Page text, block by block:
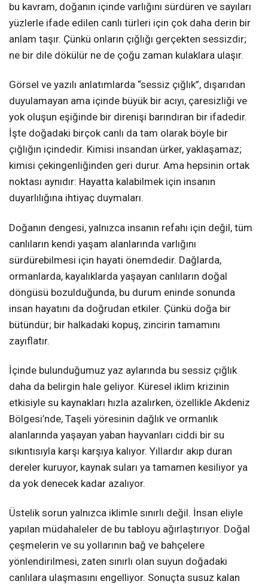
bu kavram, doğanın içinde varlığını sürdüren ve sayıları
yüzlerle ifade edilen canlı türleri için çok daha derin bir
anlam taşır. Çünkü onların çığlığı gerçekten sessizdir;
ne bir dile dökülür ne de çoğu zaman kulaklara ulaşır.
Görsel ve yazılı anlatımlarda “sessiz çığlık”, dışarıdan
duyulamayan ama içinde büyük bir acıyı, çaresizliği ve
yok oluşun eşiğinde bir direnişi barındıran bir ifadedir.
İşte doğadaki birçok canlı da tam olarak böyle bir
çığlığın içindedir. Kimisi insandan ürker, yaklaşamaz;
kimisi çekingenliğinden geri durur. Ama hepsinin ortak
noktası aynıdır: Hayatta kalabilmek için insanın
duyarlılığına ihtiyaç duymaları.
Doğanın dengesi, yalnızca insanın refahı için değil, tüm
canlıların kendi yaşam alanlarında varlığını
sürdürebilmesi için hayati önemdedir. Dağlarda,
ormanlarda, kayalıklarda yaşayan canlıların doğal
döngüsü bozulduğunda, bu durum eninde sonunda
insan hayatını da doğrudan etkiler. Çünkü doğa bir
bütündür; bir halkadaki kopuş, zincirin tamamını
zayıflatır.
İçinde bulunduğumuz yaz aylarında bu sessiz çığlık
daha da belirgin hale geliyor. Küresel iklim krizinin
etkisiyle su kaynakları hızla azalırken, özellikle Akdeniz
Bölgesi’nde, Taşeli yöresinin dağlık ve ormanlık
alanlarında yaşayan yaban hayvanları ciddi bir su
sıkıntısıyla karşı karşıya kalıyor. Yıllardır akıp duran
dereler kuruyor, kaynak suları ya tamamen kesiliyor ya
da yok denecek kadar azalıyor.
Üstelik sorun yalnızca iklimle sınırlı değil. İnsan eliyle
yapılan müdahaleler de bu tabloyu ağırlaştırıyor. Doğal
çeşmelerin ve su yollarının bağ ve bahçelere
yönlendirilmesi, zaten sınırlı olan suyun doğadaki
canlılara ulaşmasını engelliyor. Sonuçta susuz kalan